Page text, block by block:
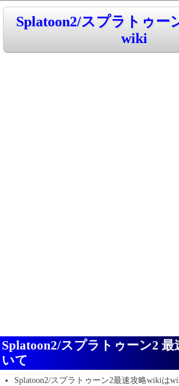
Splatoon2/スプラトゥー
wiki
Splatoon2/スプラトゥーン2
いて
Splatoon2/スプラトゥーン2最速攻略wikiは